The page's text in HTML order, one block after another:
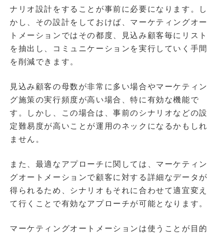
ナリオ設計をすることが事前に必要になります。し
かし、その設計をしておけば、マーケティングオー
トメーションではその都度、見込み顧客毎にリスト
を抽出し、コミュニケーションを実行していく手間
を削減できます。
見込み顧客の母数が非常に多い場合やマーケティン
グ施策の実行頻度が高い場合、特に有効な機能で
す。しかし、この場合は、事前のシナリオなどの設
定難易度が高いことが運用のネックになるかもしれ
ません。
また、最適なアプローチに関しては、マーケティン
グオートメーションで顧客に対する詳細なデータが
得られるため、シナリオもそれに合わせて適宜変え
て行くことで有効なアプローチが可能となります。
マーケティングオートメーションは使うことが目的